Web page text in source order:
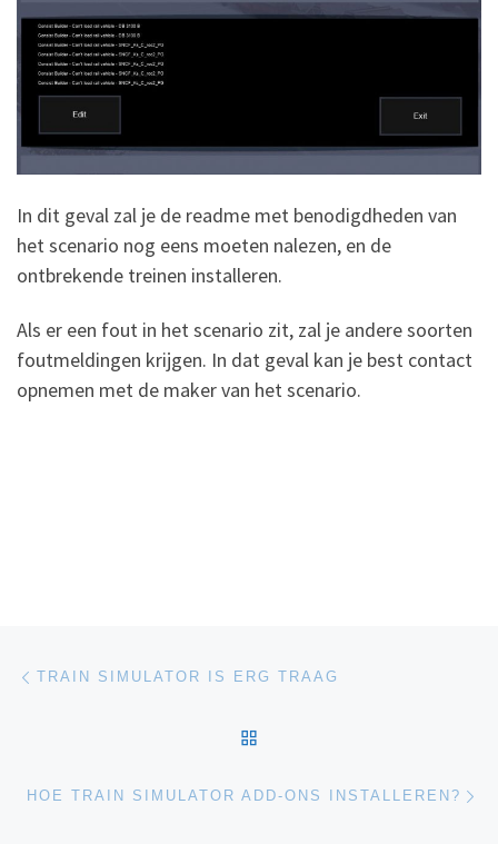
In dit geval zal je de readme met benodigdheden van
het scenario nog eens moeten nalezen, en de
ontbrekende treinen installeren.
Als er een fout in het scenario zit, zal je andere soorten
foutmeldingen krijgen. In dat geval kan je best contact
opnemen met de maker van het scenario.
Post navigation
TRAIN SIMULATOR IS ERG TRAAG
HOE TRAIN SIMULATOR ADD-ONS INSTALLEREN?